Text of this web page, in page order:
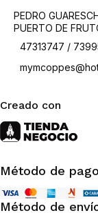
PEDRO
PUERTO DE
47313747 /
Creado con
Método de pago
Método de